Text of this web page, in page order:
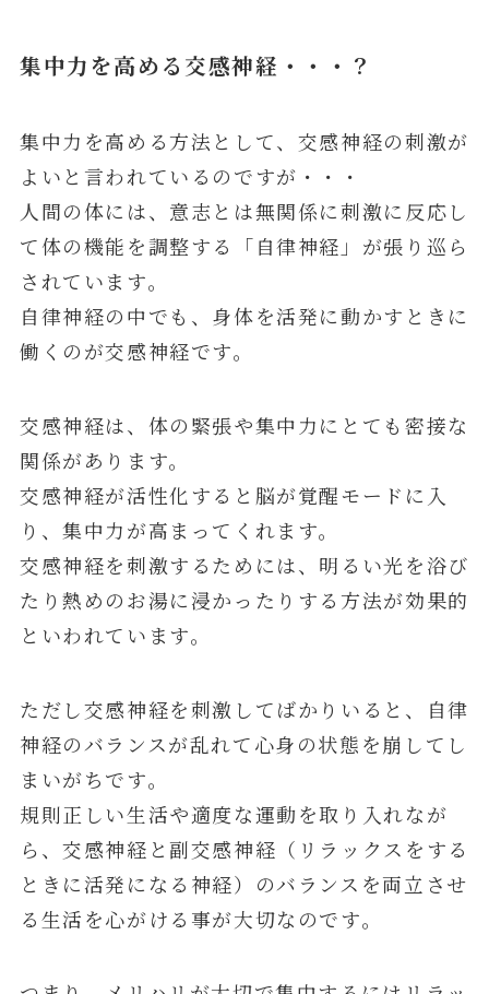
集中力を高める交感神経・・・？
集中力を高める方法として、交感神経の刺激が
よいと言われているのですが・・・
人間の体には、意志とは無関係に刺激に反応し
て体の機能を調整する「自律神経」が張り巡ら
されています。
自律神経の中でも、身体を活発に動かすときに
働くのが交感神経です。
交感神経は、体の緊張や集中力にとても密接な
関係があります。
交感神経が活性化すると脳が覚醒モードに入
り、集中力が高まってくれます。
交感神経を刺激するためには、明るい光を浴び
たり熱めのお湯に浸かったりする方法が効果的
といわれています。
ただし交感神経を刺激してばかりいると、自律
神経のバランスが乱れて心身の状態を崩してし
まいがちです。
規則正しい生活や適度な運動を取り入れなが
ら、交感神経と副交感神経（リラックスをする
ときに活発になる神経）のバランスを両立させ
る生活を心がける事が大切なのです。